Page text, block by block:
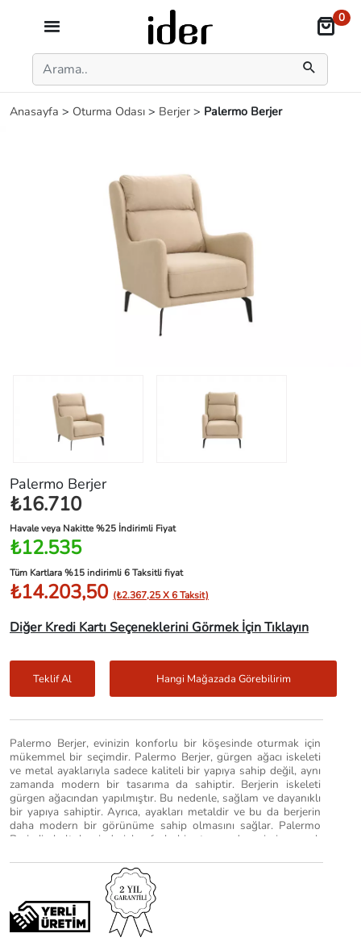
0
Anasayfa > Oturma Odası > Berjer > Palermo Berjer
Palermo Berjer
₺16.710
Havale veya Nakitte %25 İndirimli Fiyat
₺12.535
Tüm Kartlara %15 indirimli 6 Taksitli fiyat
₺14.203,50 (₺2.367,25 X 6 Taksit)
Diğer Kredi Kartı Seçeneklerini Görmek İçin Tıklayın
Teklif Al Hangi Mağazada Görebilirim
Palermo Berjer, evinizin konforlu bir köşesinde oturmak için
mükemmel bir seçimdir. Palermo Berjer, gürgen ağacı iskeleti
ve metal ayaklarıyla sadece kaliteli bir yapıya sahip değil, aynı
zamanda modern bir tasarıma da sahiptir. Berjerin iskeleti
gürgen ağacından yapılmıştır. Bu nedenle, sağlam ve dayanıklı
bir yapıya sahiptir. Ayrıca, ayakları metaldir ve bu da berjerin
daha modern bir görünüme sahip olmasını sağlar. Palermo
Berjer'in koltuk minderi, konforlu bir oturma deneyimi sunmak
minderi, sırt ve bel desteği için özel olarak tasarlanmıştır. Bu
sayede, uzun süre oturmanın rahatsızlığı hissedilmez. Berjerin
tasarımı da oldukça çekicidir. Minimalist tasarımı, herhangi bir
ev dekorasyonuna kolayca uyum sağlar. Berjerin rengi ve
dokusu, evinize sıcaklık ve şıklık katacaktır. Ayrıca, berjerin
kolay temizlenebilir kumaşı sayesinde, bakımı da oldukça